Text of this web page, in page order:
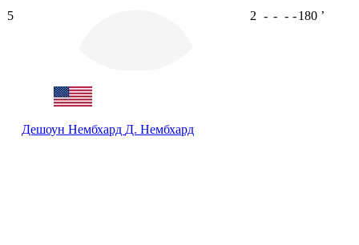
5
Дешоун Нембхард Д. Нембхард
2 - - - -180 ʼ